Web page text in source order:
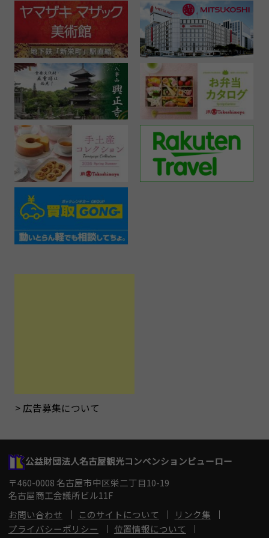
広告募集について
公益財団法人名古屋観光コンベンションビューロー
〒460-0008 名古屋市中区栄二丁目10-19
名古屋商工会議所ビル11F
お問い合わせ
このサイトについて
リンク集
プライバシーポリシー
位置情報について